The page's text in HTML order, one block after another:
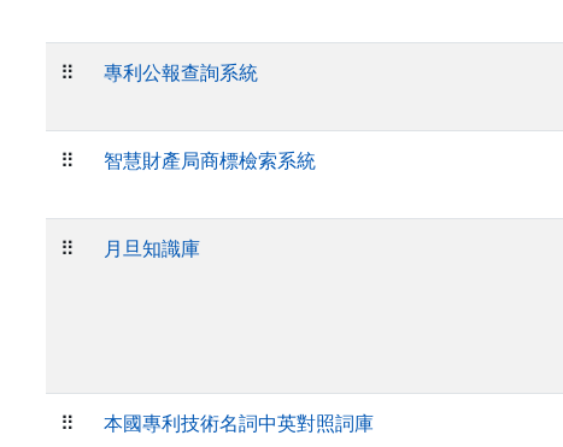
⠿ 專利公報查詢系統
⠿ 智慧財產局商標檢索系統
⠿ 月旦知識庫
⠿ 本國專利技術名詞中英對照詞庫